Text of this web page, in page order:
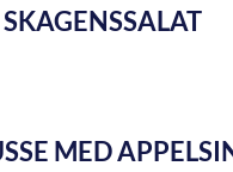
SKAGENSSALAT
MED